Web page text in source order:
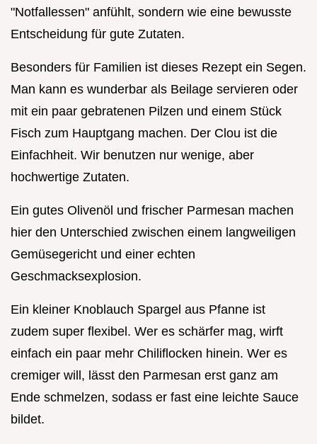
"Notfallessen" anfühlt, sondern wie eine bewusste
Entscheidung für gute Zutaten.
Besonders für Familien ist dieses Rezept ein Segen.
Man kann es wunderbar als Beilage servieren oder
mit ein paar gebratenen Pilzen und einem Stück
Fisch zum Hauptgang machen. Der Clou ist die
Einfachheit. Wir benutzen nur wenige, aber
hochwertige Zutaten.
Ein gutes Olivenöl und frischer Parmesan machen
hier den Unterschied zwischen einem langweiligen
Gemüsegericht und einer echten
Geschmacksexplosion.
Ein kleiner Knoblauch Spargel aus Pfanne ist
zudem super flexibel. Wer es schärfer mag, wirft
einfach ein paar mehr Chiliflocken hinein. Wer es
cremiger will, lässt den Parmesan erst ganz am
Ende schmelzen, sodass er fast eine leichte Sauce
bildet.